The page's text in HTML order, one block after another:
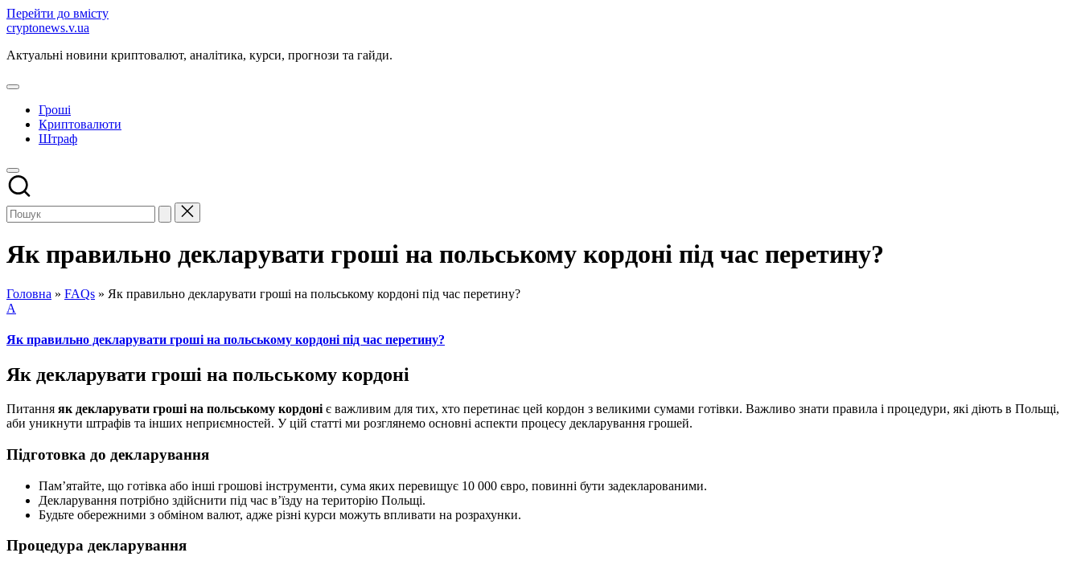
Перейти до вмісту
cryptonews.v.ua
Актуальні новини криптовалют, аналітика, курси, прогнози та гайди.
Гроші
Криптовалюти
Штраф
Як правильно декларувати гроші на польському кордоні під час перетину?
Головна » FAQs » Як правильно декларувати гроші на польському кордоні під час перетину?
A
Як правильно декларувати гроші на польському кордоні під час перетину?
Як декларувати гроші на польському кордоні
Питання як декларувати гроші на польському кордоні є важливим для тих, хто перетинає цей кордон з великими сумами готівки. Важливо знати правила і процедури, які діють в Польщі,
аби уникнути штрафів та інших неприємностей. У цій статті ми розглянемо основні аспекти процесу декларування грошей.
Підготовка до декларування
Пам’ятайте, що готівка або інші грошові інструменти, сума яких перевищує 10 000 євро, повинні бути задекларованими.
Декларування потрібно здійснити під час в’їзду на територію Польщі.
Будьте обережними з обміном валют, адже різні курси можуть впливати на розрахунки.
Процедура декларування